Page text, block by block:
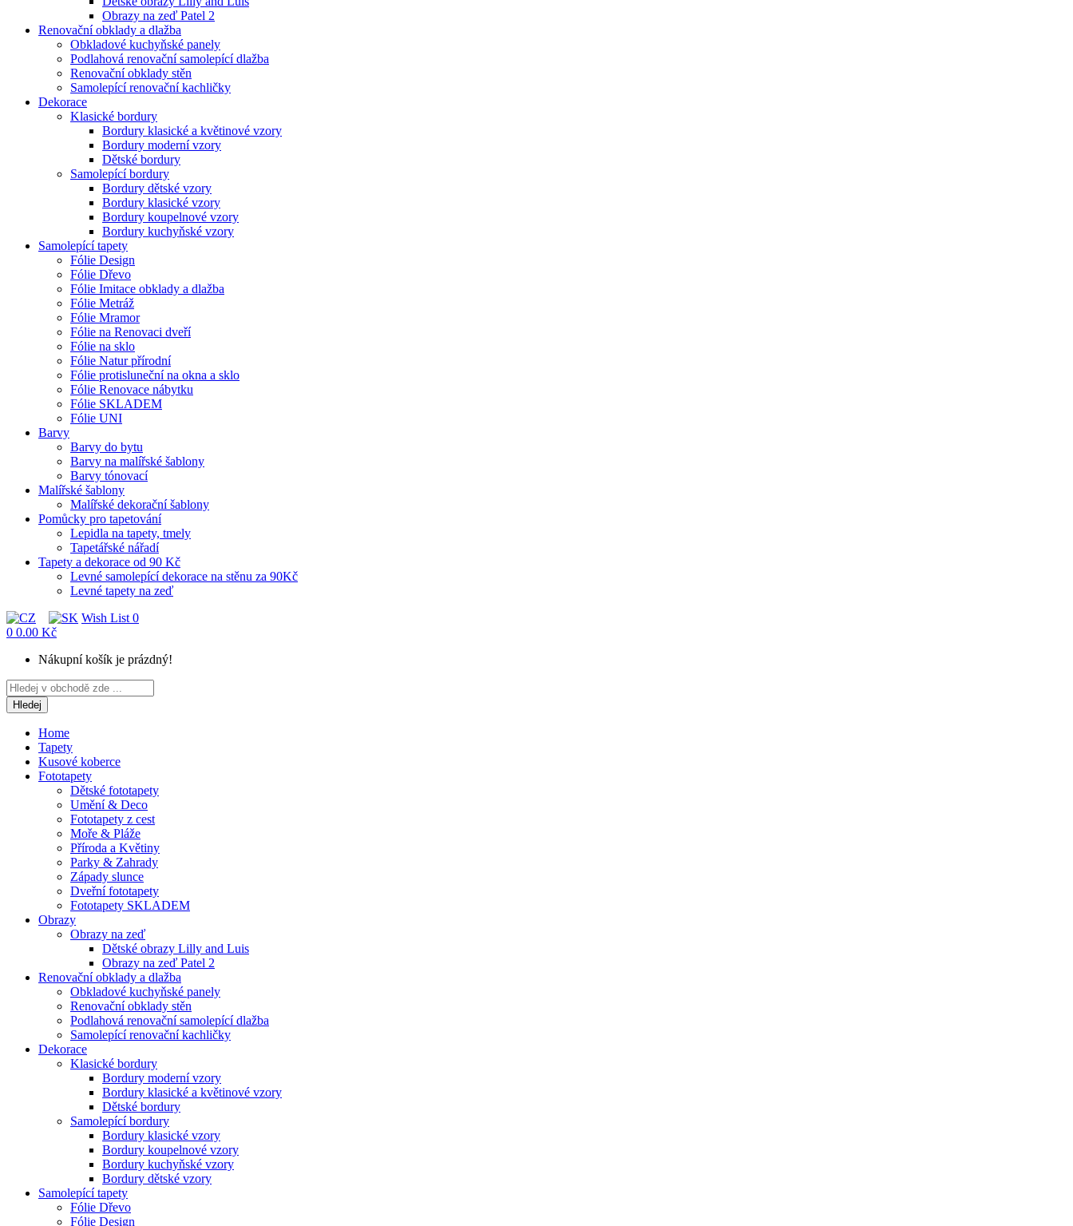
Obrazy na zeď Patel 2
Renovační obklady a dlažba
Obkladové kuchyňské panely
Podlahová renovační samolepící dlažba
Renovační obklady stěn
Samolepící renovační kachličky
Dekorace
Klasické bordury
Bordury klasické a květinové vzory
Bordury moderní vzory
Dětské bordury
Samolepící bordury
Bordury dětské vzory
Bordury klasické vzory
Bordury koupelnové vzory
Bordury kuchyňské vzory
Samolepící tapety
Fólie Design
Fólie Dřevo
Fólie Imitace obklady a dlažba
Fólie Metráž
Fólie Mramor
Fólie na Renovaci dveří
Fólie na sklo
Fólie Natur přírodní
Fólie protisluneční na okna a sklo
Fólie Renovace nábytku
Fólie SKLADEM
Fólie UNI
Barvy
Barvy do bytu
Barvy na malířské šablony
Barvy tónovací
Malířské šablony
Malířské dekorační šablony
Pomůcky pro tapetování
Lepidla na tapety, tmely
Tapetářské nářadí
Tapety a dekorace od 90 Kč
Levné samolepící dekorace na stěnu za 90Kč
Levné tapety na zeď
Wish List 0
0 0.00 Kč
Nákupní košík je prázdný!
Hledej
Home
Tapety
Kusové koberce
Fototapety
Dětské fototapety
Umění & Deco
Fototapety z cest
Moře & Pláže
Příroda a Květiny
Parky & Zahrady
Západy slunce
Dveřní fototapety
Fototapety SKLADEM
Obrazy
Obrazy na zeď
Dětské obrazy Lilly and Luis
Obrazy na zeď Patel 2
Renovační obklady a dlažba
Obkladové kuchyňské panely
Renovační obklady stěn
Podlahová renovační samolepící dlažba
Samolepící renovační kachličky
Dekorace
Klasické bordury
Bordury moderní vzory
Bordury klasické a květinové vzory
Dětské bordury
Samolepící bordury
Bordury klasické vzory
Bordury koupelnové vzory
Bordury kuchyňské vzory
Bordury dětské vzory
Samolepící tapety
Fólie Dřevo
Fólie Design